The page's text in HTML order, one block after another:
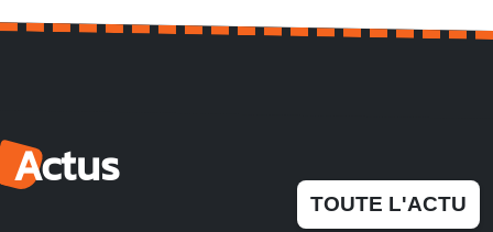
Actus
TOUTE L'ACTU